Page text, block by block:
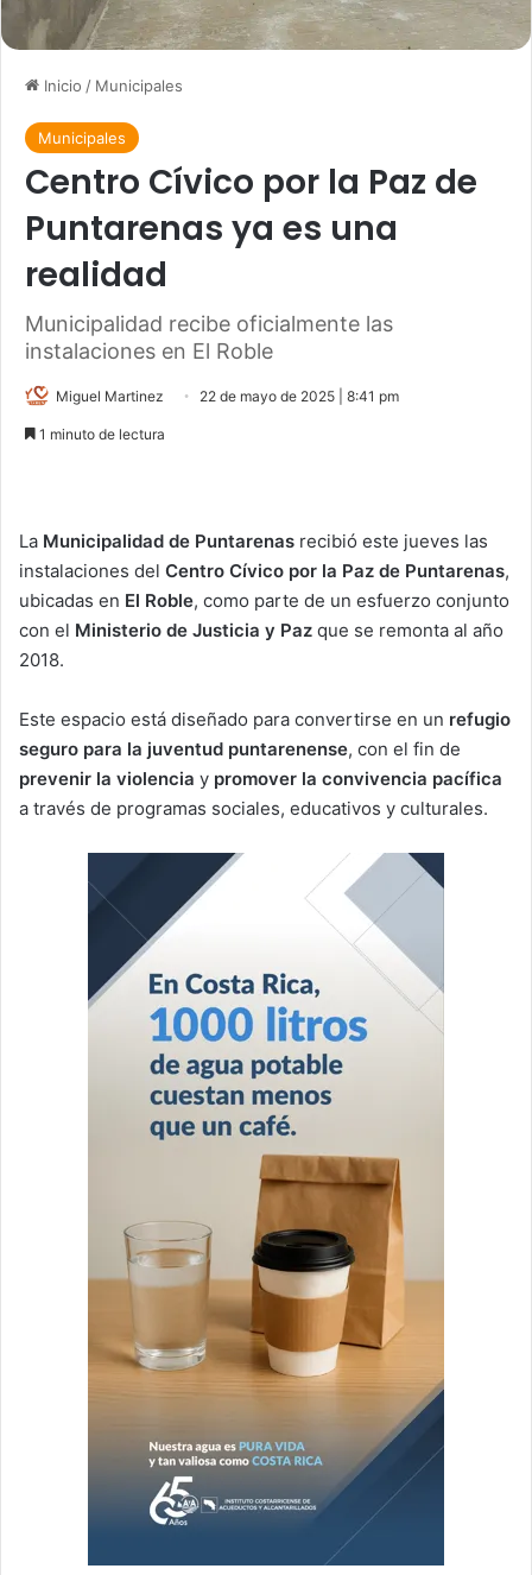
Inicio / Municipales
Municipales
Centro Cívico por la Paz de
Puntarenas ya es una
realidad
Municipalidad recibe oficialmente las
instalaciones en El Roble
Miguel Martinez 22 de mayo de 2025 | 8:41 pm
1 minuto de lectura
La Municipalidad de Puntarenas recibió este jueves las
instalaciones del Centro Cívico por la Paz de Puntarenas,
ubicadas en El Roble, como parte de un esfuerzo conjunto
con el Ministerio de Justicia y Paz que se remonta al año
2018.
Este espacio está diseñado para convertirse en un refugio
seguro para la juventud puntarenense, con el fin de
prevenir la violencia y promover la convivencia pacífica
a través de programas sociales, educativos y culturales.